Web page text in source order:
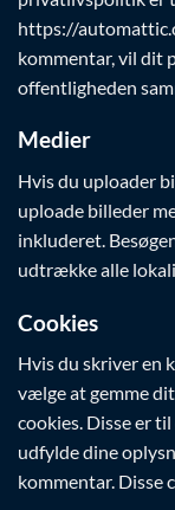
https://
kommentar, vil dit
offentligheden
Medier
Hvis du uploader
uploade billeder
inkluderet.
udtrække alle
Cookies
Hvis du skriver en
vælge at gemme
cookies. Disse er
udfylde dine
kommentar. Disse